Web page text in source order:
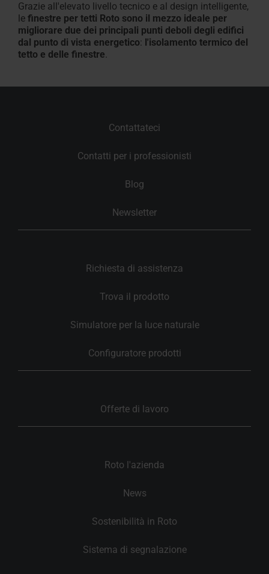
Grazie all'elevato livello tecnico e al design intelligente,
le finestre per tetti Roto sono il mezzo ideale per
migliorare due dei principali punti deboli degli edifici
dal punto di vista energetico: l'isolamento termico del
tetto e delle finestre.
Contattateci
Contatti per i professionisti
Blog
Newsletter
Richiesta di assistenza
Trova il prodotto
Simulatore per la luce naturale
Configuratore prodotti
Offerte di lavoro
Roto l'azienda
News
Sostenibilità in Roto
Sistema di segnalazione